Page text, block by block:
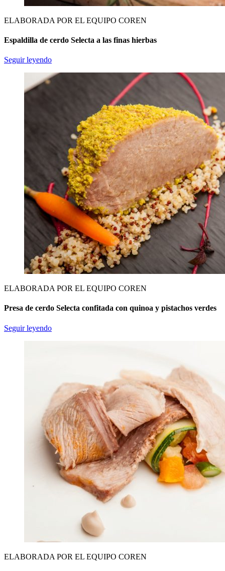
ELABORADA POR EL EQUIPO COREN
Espaldilla de cerdo Selecta a las finas hierbas
Seguir leyendo
ELABORADA POR EL EQUIPO COREN
Presa de cerdo Selecta confitada con quinoa y pistachos verdes
Seguir leyendo
ELABORADA POR EL EQUIPO COREN